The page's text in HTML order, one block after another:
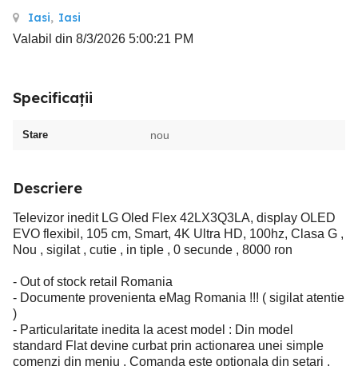
Iasi, Iasi
Valabil din 8/3/2026 5:00:21 PM
Specificații
Stare nou
Descriere
Televizor inedit LG Oled Flex 42LX3Q3LA, display OLED
EVO flexibil, 105 cm, Smart, 4K Ultra HD, 100hz, Clasa G ,
Nou , sigilat , cutie , in tiple , 0 secunde , 8000 ron
- Out of stock retail Romania
- Documente provenienta eMag Romania !!! ( sigilat atentie
)
- Particularitate inedita la acest model : Din model
standard Flat devine curbat prin actionarea unei simple
comenzi din meniu . Comanda este optionala din setari .